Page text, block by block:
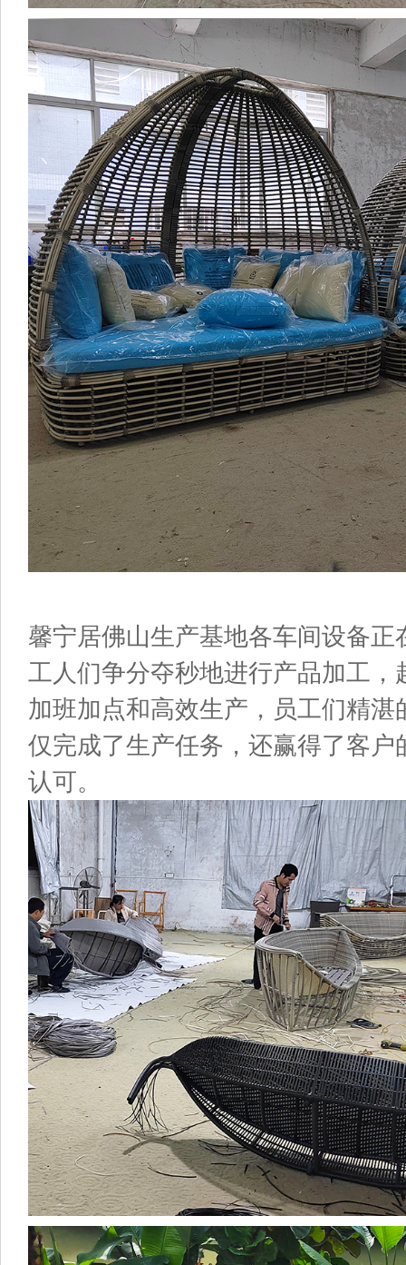
馨宁居佛山生产基地各车间设备正
工人们争分夺秒地进行产品加工，
加班加点和高效生产， 员工们精湛
仅完成了生产任务，还赢得了客户
认可。